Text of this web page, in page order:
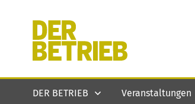
DER BETRIEB Veranstaltungen